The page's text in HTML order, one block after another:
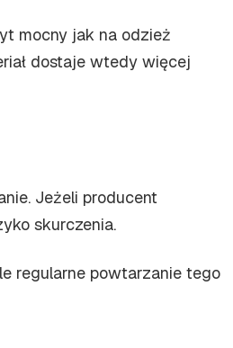
mocny jak na odzież
dostaje wtedy więcej
Jeżeli producent
skurczenia.
regularne powtarzanie tego